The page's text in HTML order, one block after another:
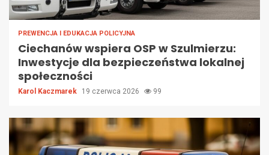
PREWENCJA I EDUKACJA POLICYJNA
Ciechanów wspiera OSP w Szulmierzu:
Inwestycje dla bezpieczeństwa lokalnej
społeczności
Karol Kaczmarek 19 czerwca 2026 99